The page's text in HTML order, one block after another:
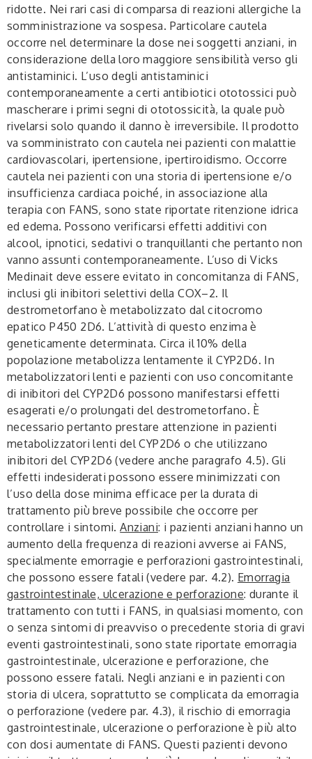
ridotte. Nei rari casi di comparsa di reazioni allergiche la
somministrazione va sospesa. Particolare cautela
occorre nel determinare la dose nei soggetti anziani, in
considerazione della loro maggiore sensibilità verso gli
antistaminici. L’uso degli antistaminici
contemporaneamente a certi antibiotici ototossici può
mascherare i primi segni di ototossicità, la quale può
rivelarsi solo quando il danno è irreversibile. Il prodotto
va somministrato con cautela nei pazienti con malattie
cardiovascolari, ipertensione, ipertiroidismo. Occorre
cautela nei pazienti con una storia di ipertensione e/o
insufficienza cardiaca poiché, in associazione alla
terapia con FANS, sono state riportate ritenzione idrica
ed edema. Possono verificarsi effetti additivi con
alcool, ipnotici, sedativi o tranquillanti che pertanto non
vanno assunti contemporaneamente. L’uso di Vicks
Medinait deve essere evitato in concomitanza di FANS,
inclusi gli inibitori selettivi della COX–2. Il
destrometorfano è metabolizzato dal citocromo
epatico P450 2D6. L’attività di questo enzima è
geneticamente determinata. Circa il 10% della
popolazione metabolizza lentamente il CYP2D6. In
metabolizzatori lenti e pazienti con uso concomitante
di inibitori del CYP2D6 possono manifestarsi effetti
esagerati e/o prolungati del destrometorfano. È
necessario pertanto prestare attenzione in pazienti
metabolizzatori lenti del CYP2D6 o che utilizzano
inibitori del CYP2D6 (vedere anche paragrafo 4.5). Gli
effetti indesiderati possono essere minimizzati con
l’uso della dose minima efficace per la durata di
trattamento più breve possibile che occorre per
controllare i sintomi.Anziani: i pazienti anziani hanno un
aumento della frequenza di reazioni avverse ai FANS,
specialmente emorragie e perforazioni gastrointestinali,
che possono essere fatali (vedere par. 4.2). Emorragia
gastrointestinale, ulcerazione e perforazione: durante il
trattamento con tutti i FANS, in qualsiasi momento, con
o senza sintomi di preavviso o precedente storia di gravi
eventi gastrointestinali, sono state riportate emorragia
gastrointestinale, ulcerazione e perforazione, che
possono essere fatali. Negli anziani e in pazienti con
storia di ulcera, soprattutto se complicata da emorragia
o perforazione (vedere par. 4.3), il rischio di emorragia
gastrointestinale, ulcerazione o perforazione è più alto
con dosi aumentate di FANS. Questi pazienti devono